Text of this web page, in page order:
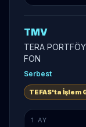
TMV
TERA
FON
Serbest
TEFAS'ta İşlem
1 AY